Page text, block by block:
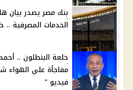
بنك مصر يصدر بيان
الخدمات المصرفية
خلعة البنطلون ..
مفاجأة علي الهواء
فيديو "